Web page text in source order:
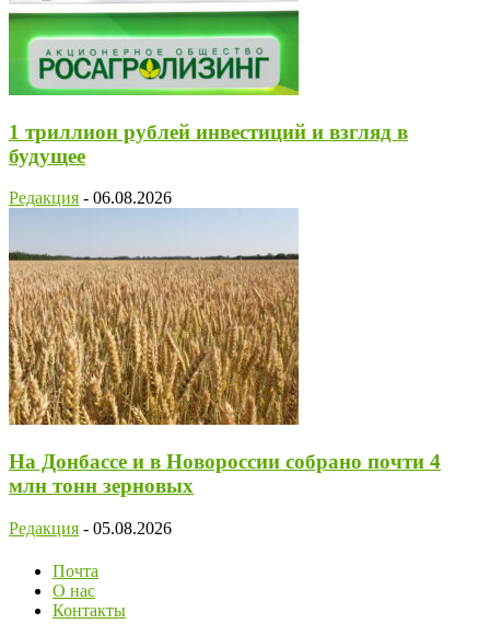
1 триллион рублей инвестиций и взгляд в
будущее
Редакция - 06.08.2026
На Донбассе и в Новороссии собрано почти 4
млн тонн зерновых
Редакция - 05.08.2026
Почта
О нас
Контакты